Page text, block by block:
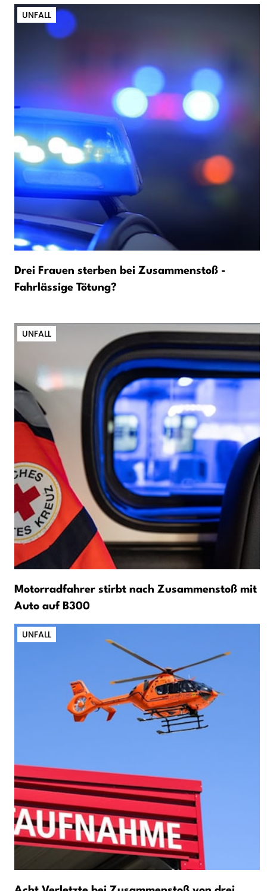
UNFALL
Drei Frauen sterben bei Zusammenstoß -
Fahrlässige Tötung?
UNFALL
Motorradfahrer stirbt nach Zusammenstoß mit
Auto auf B300
UNFALL